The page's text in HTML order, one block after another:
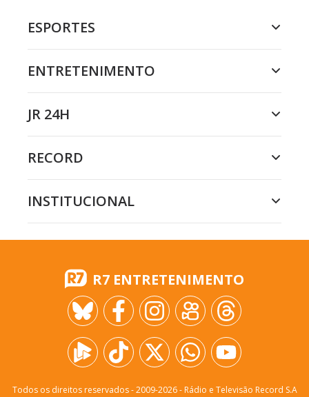
ESPORTES
ENTRETENIMENTO
JR 24H
RECORD
INSTITUCIONAL
R7 ENTRETENIMENTO
Todos os direitos reservados - 2009-2026- Rádio e Televisão Record S.A